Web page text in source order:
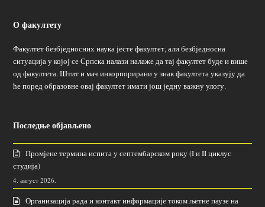
О факултету
Факултет безбједносних наука јесте факултет, али безбједносна
ситуација у којој се Српска налази налаже да тај факултет буде и више
од факултета. Штит и мач инкорпорирани у знак факултета указују да
ће поред образовне овај факултет имати још једну важну улогу.
Последње објављено
Промјене термина испита у септембарском року (I и II циклус
студија)
4. август 2026.
Организација рада и контакт информације током љетне паузе на